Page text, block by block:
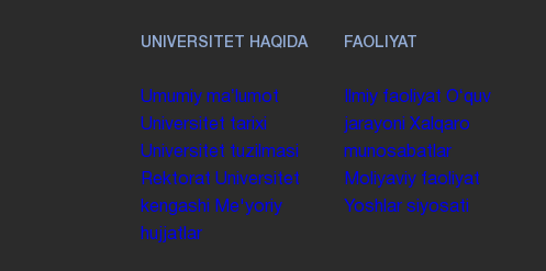
UNIVERSITET HAQIDA
Umumiy maʼlumot
Universitet tarixi
Universitet tuzilmasi
Rektorat Universitet
kengashi
Me'yoriy
hujjatlar
FAOLIYAT
Ilmiy faoliyat Oʻquv
jarayoni Xalqaro
munosabatlar
Moliyaviy faoliyat
Yoshlar siyosati